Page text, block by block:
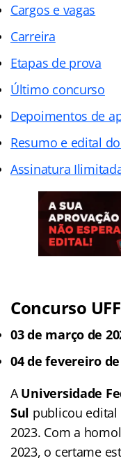
Cargos e vagas
Carreira
Etapas de prova
Último concurso
Depoimentos de
Resumo e edital
Assinatura
Concurso
03 de março de
04 de fevereiro de
A Universidade
Sul publicou edital
2023. Com a
2023, o certame